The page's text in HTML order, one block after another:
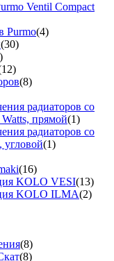
Ventil Compact
Purmo(4)
(30)
(8)
радиаторов со
прямой(1)
радиаторов со
(1)
(16)
KOLO VESI(13)
KOLO ILMA(2)
(8)
(8)